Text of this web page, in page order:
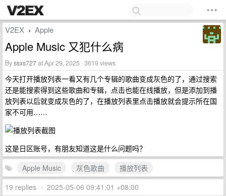
V2EX › Apple
Apple Music 又犯什么病
Byssxs727at Apr 29, 2025 · 3619 views
今天打开播放列表一看又有几个专辑的歌曲变成灰色的了，通过搜索
还是能搜索得到这些歌曲和专辑，点击也能在线播放，但是添加到播
放列表以后就变成灰色的了，在播放列表里点击播放就会提示所在国
家不可用……
这是日区账号，有朋友知道这是什么问题吗？
Apple Music
灰色歌曲
播放列表
19 replies • 2025-05-06 09:41:01 +08:00